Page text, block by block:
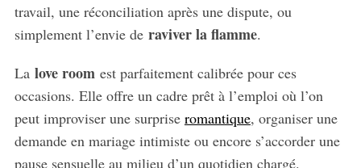
travail, une réconciliation après une dispute, ou
simplement l’envie de raviver la flamme.
La love room est parfaitement calibrée pour ces
occasions. Elle offre un cadre prêt à l’emploi où l’on
peut improviser une surprise romantique, organiser une
demande en mariage intimiste ou encore s’accorder une
pause sensuelle au milieu d’un quotidien chargé.